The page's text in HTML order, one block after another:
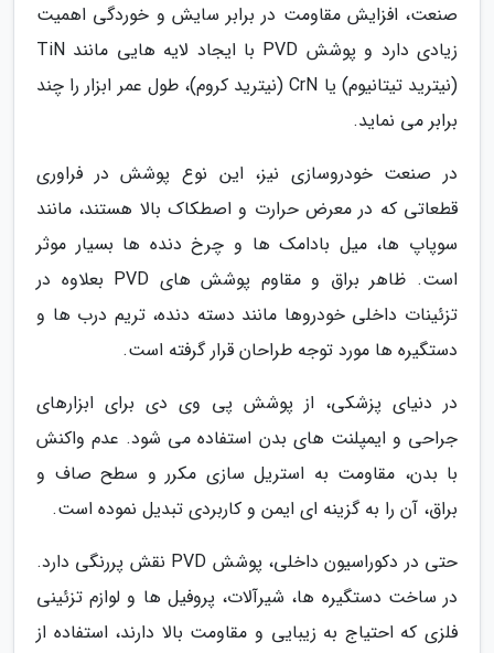
صنعت، افزایش مقاومت در برابر سایش و خوردگی اهمیت
زیادی دارد و پوشش PVD با ایجاد لایه هایی مانند TiN
(نیترید تیتانیوم) یا CrN (نیترید کروم)، طول عمر ابزار را چند
برابر می نماید.
در صنعت خودروسازی نیز، این نوع پوشش در فراوری
قطعاتی که در معرض حرارت و اصطکاک بالا هستند، مانند
سوپاپ ها، میل بادامک ها و چرخ دنده ها بسیار موثر
است. ظاهر براق و مقاوم پوشش های PVD بعلاوه در
تزئینات داخلی خودروها مانند دسته دنده، تریم درب ها و
دستگیره ها مورد توجه طراحان قرار گرفته است.
در دنیای پزشکی، از پوشش پی وی دی برای ابزارهای
جراحی و ایمپلنت های بدن استفاده می شود. عدم واکنش
با بدن، مقاومت به استریل سازی مکرر و سطح صاف و
براق، آن را به گزینه ای ایمن و کاربردی تبدیل نموده است.
حتی در دکوراسیون داخلی، پوشش PVD نقش پررنگی دارد.
در ساخت دستگیره ها، شیرآلات، پروفیل ها و لوازم تزئینی
فلزی که احتیاج به زیبایی و مقاومت بالا دارند، استفاده از